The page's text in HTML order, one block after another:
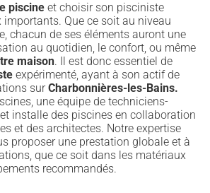
piscine et choisir son pisciniste
importants. Que ce soit au niveau
chacun de ses éléments auront une
au quotidien, le confort, ou même
maison. Il est donc essentiel de
expérimenté, ayant à son actif de
surCharbonnières-les-Bains.
une équipe de techniciens-
installe des piscines en collaboration
et des architectes. Notre expertise
proposer une prestation globale et à
que ce soit dans les matériaux
recommandés.